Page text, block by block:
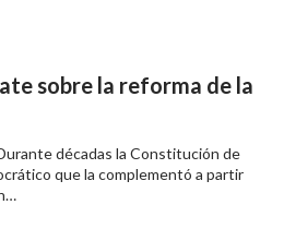
sobre la reforma de la
décadas la Constitución de
que la complementó a partir